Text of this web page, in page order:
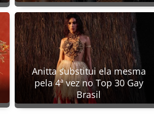
Anitta substitui ela mesma
pela 4ª vez no Top 30 Gay
Brasil